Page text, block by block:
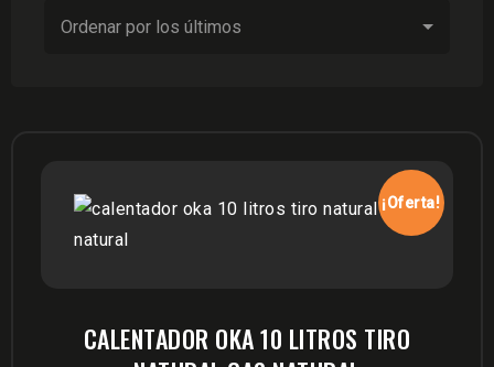
¡Oferta!
CALENTADOR OKA 10 LITROS TIRO